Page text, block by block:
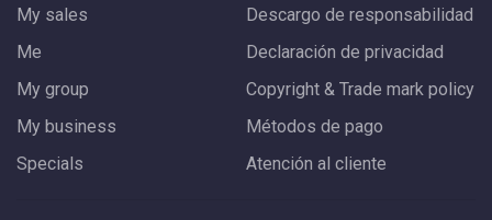
My sales
Me
My group
My business
Specials
Descargo de responsabilidad
Declaración de privacidad
Copyright & Trade mark policy
Métodos de pago
Atención al cliente